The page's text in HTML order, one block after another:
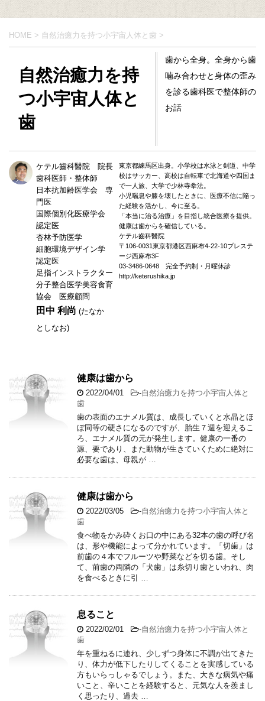
HOME > 自然治癒力を持つ小宇宙人体と歯 >
自然治癒力を持
つ小宇宙人体と
歯
歯から全身。全身から歯
噛み合わせと身体の歪み
を診る歯科医で整体師の
お話
ケテル齒科醫院 院長
歯科医師・整体師
日本抗加齢医学会 専
門医
国際個別化医療学会
認定医
杏林予防医学
細胞環境デザイン学
認定医
足指インストラクター
分子整合医学美容食育
協会 医療顧問
田中 利尚(たなか
としなお)
東京都練馬区出身。小学校は水泳と剣道、中学
校はサッカー、高校は自転車で北海道や四国ま
で一人旅、大学で少林寺拳法。
小児喘息や膝を壊したときに、医療不信に陥っ
た経験を活かし、今に至る。
「本当に治る治療」を目指し統合医療を提供。
健康は歯からを確信している。
ケテル齒科醫院
〒106-0031東京都港区西麻布4-22-10プレステ
ージ西麻布3F
03-3486-0648 完全予約制・月曜休診
http://keterushika.jp
健康は歯から
2022/04/01 -自然治癒力を持つ小宇宙人体と
歯
歯の表面のエナメル質は、成長していくと水晶とほ
ぼ同等の硬さになるのですが、胎生７週を迎えるこ
ろ、エナメル質の元が発生します。健康の一番の
源、要であり、また動物が生きていくために絶対に
必要な歯は、母親が …
健康は歯から
2022/03/05 -自然治癒力を持つ小宇宙人体と
歯
食べ物をかみ砕くお口の中にある32本の歯の呼び名
は、形や機能によって分かれています。「切歯」は
前歯の４本でフルーツや野菜などを切る歯。そし
て、前歯の両隣の「犬歯」は糸切り歯といわれ、肉
を食べるときに引 …
息ること
2022/02/01 -自然治癒力を持つ小宇宙人体と
歯
年を重ねるに連れ、少しずつ身体に不調が出てきた
り、体力が低下したりしてくることを実感している
方もいらっしゃるでしょう。また、大きな病気や痛
いこと、辛いことを経験すると、元気な人を羨まし
く思ったり、過去 …